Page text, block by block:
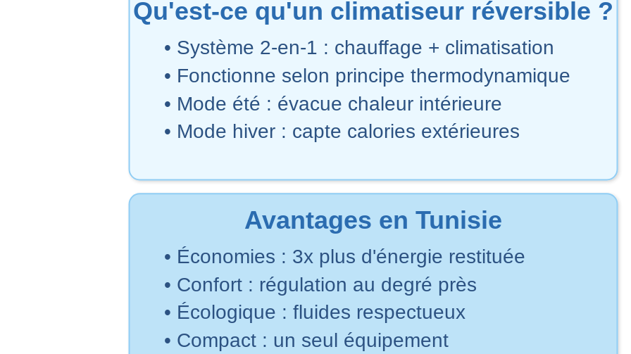
Qu'est-ce qu'un climatiseur réversible ?
• Système 2-en-1 : chauffage + climatisation
• Fonctionne selon principe thermodynamique
• Mode été : évacue chaleur intérieure
• Mode hiver : capte calories extérieures
Avantages en Tunisie
• Économies : 3x plus d'énergie restituée
• Confort : régulation au degré près
• Écologique : fluides respectueux
• Compact : un seul équipement